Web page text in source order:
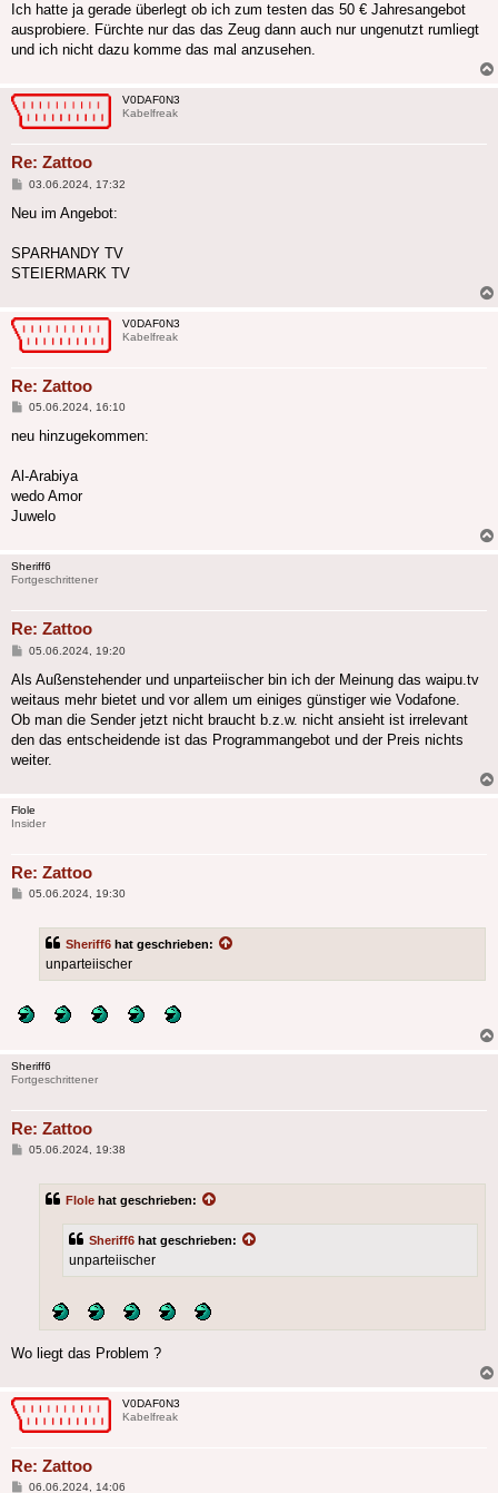
Ich hatte ja gerade überlegt ob ich zum testen das 50 € Jahresangebot
ausprobiere. Fürchte nur das das Zeug dann auch nur ungenutzt rumliegt
und ich nicht dazu komme das mal anzusehen.
V0DAF0N3
Kabelfreak
Re: Zattoo
Beitrag
03.06.2024, 17:32
Neu im Angebot:
SPARHANDY TV
STEIERMARK TV
V0DAF0N3
Kabelfreak
Re: Zattoo
Beitrag
05.06.2024, 16:10
neu hinzugekommen:
Al-Arabiya
wedo Amor
Juwelo
Sheriff6
Fortgeschrittener
Re: Zattoo
Beitrag
05.06.2024, 19:20
Als Außenstehender und unparteiischer bin ich der Meinung das waipu.tv
weitaus mehr bietet und vor allem um einiges günstiger wie Vodafone.
Ob man die Sender jetzt nicht braucht b.z.w. nicht ansieht ist irrelevant
den das entscheidende ist das Programmangebot und der Preis nichts
weiter.
Flole
Insider
Re: Zattoo
Beitrag
05.06.2024, 19:30
Sheriff6 hat geschrieben:
unparteiischer
Sheriff6
Fortgeschrittener
Re: Zattoo
Beitrag
05.06.2024, 19:38
Flole hat geschrieben:
Sheriff6 hat geschrieben:
unparteiischer
Wo liegt das Problem ?
V0DAF0N3
Kabelfreak
Re: Zattoo
Beitrag
06.06.2024, 14:06